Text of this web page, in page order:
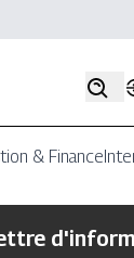
& Finance